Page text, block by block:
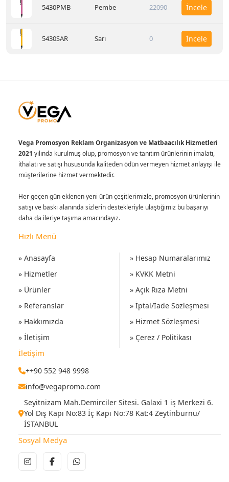
5430PMB Pembe 22090 İncele
5430SAR Sarı 0 İncele
Vega Promosyon Reklam Organizasyon ve Matbaacılık Hizmetleri
2021 yılında kurulmuş olup, promosyon ve tanıtım ürünlerinin imalatı,
ithalatı ve satışı hususunda kaliteden ödün vermeyen hizmet anlayışı ile
müşterilerine hizmet vermektedir.
Her geçen gün eklenen yeni ürün çeşitlerimizle, promosyon ürünlerinin
satışı ve baskı alanında sizlerin destekleriyle ulaştığımız bu başarıyı
daha da ileriye taşıma amacındayız.
Hızlı Menü
» Anasayfa
» Hizmetler
» Ürünler
» Referanslar
» Hakkımızda
» İletişim
» Hesap Numaralarımız
» KVKK Metni
» Açık Rıza Metni
» İptal/İade Sözleşmesi
» Hizmet Sözleşmesi
» Çerez / Politikası
İletişim
++90 552 948 9998
info@vegapromo.com
Seyitnizam Mah.Demirciler Sitesi. Galaxi 1 iş Merkezi 6.
Yol Dış Kapı No:83 İç Kapı No:78 Kat:4 Zeytinburnu/
İSTANBUL
Sosyal Medya